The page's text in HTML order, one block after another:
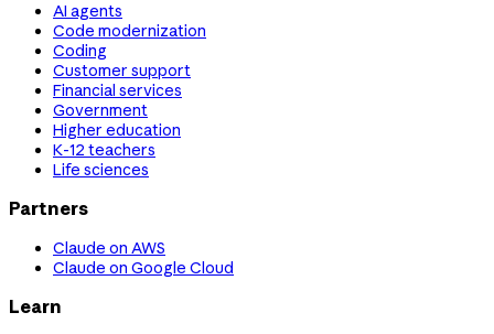
AI agents
Code modernization
Coding
Customer support
Financial services
Government
Higher education
K-12 teachers
Life sciences
Partners
Claude on AWS
Claude on Google Cloud
Learn